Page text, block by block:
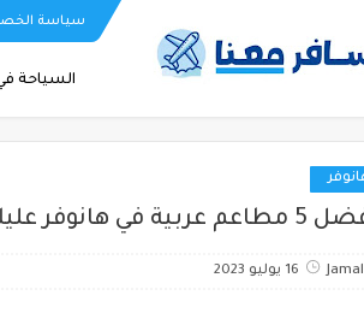
سياسة
السياحة
عربية في هانوفر عليك تجربتها
Jamal 16 يوليو 2023